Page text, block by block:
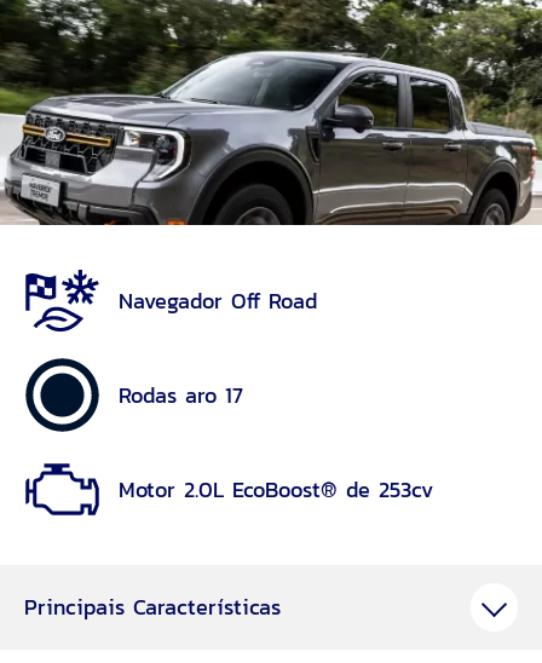
Navegador Off Road
Rodas aro 17
Motor 2.0L EcoBoost® de 253cv
Principais Características